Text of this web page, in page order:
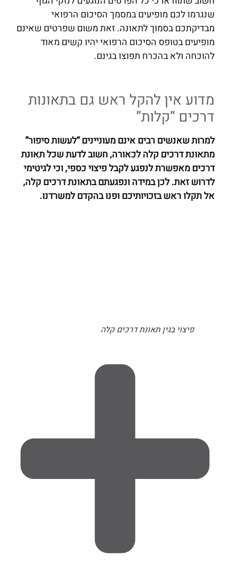
שנגרמו לכם מופיעים במסמך הסיכום הרפואי
מבדיקתכם בסמוך לתאונה. זאת משום שפרטים שאינם
מופיעים בטופס הסיכום הרפואי יהיו קשים מאוד
להוכחה ולא בהכרח תפוצו בגינם.
מדוע אין להקל ראש גם בתאונות
דרכים “קלות”
למרות שאנשים רבים אינם מעוניינים “לעשות סיפור”
מתאונת דרכים קלה לכאורה, חשוב לדעת שכל תאונת
דרכים מאפשרת לנפגע לקבל פיצוי כספי, וכי לגיטימי
לדרוש זאת. לכן במידה ונפגעתם בתאונת דרכים קלה,
אל תקלו ראש בזכויותיכם ופנו בהקדם למשרדנו.
פיצוי בגין תאונת דרכים קלה